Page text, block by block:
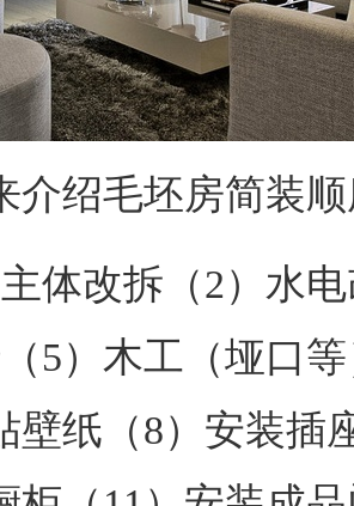
绍毛坯房简装顺
改拆（2）水电
（5）木工（垭口
壁纸（8）安装插